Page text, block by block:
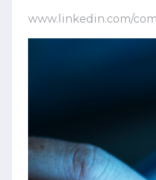
www.linkedin.com/